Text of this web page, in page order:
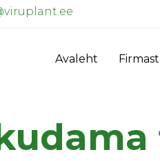
Avaleht Firmast